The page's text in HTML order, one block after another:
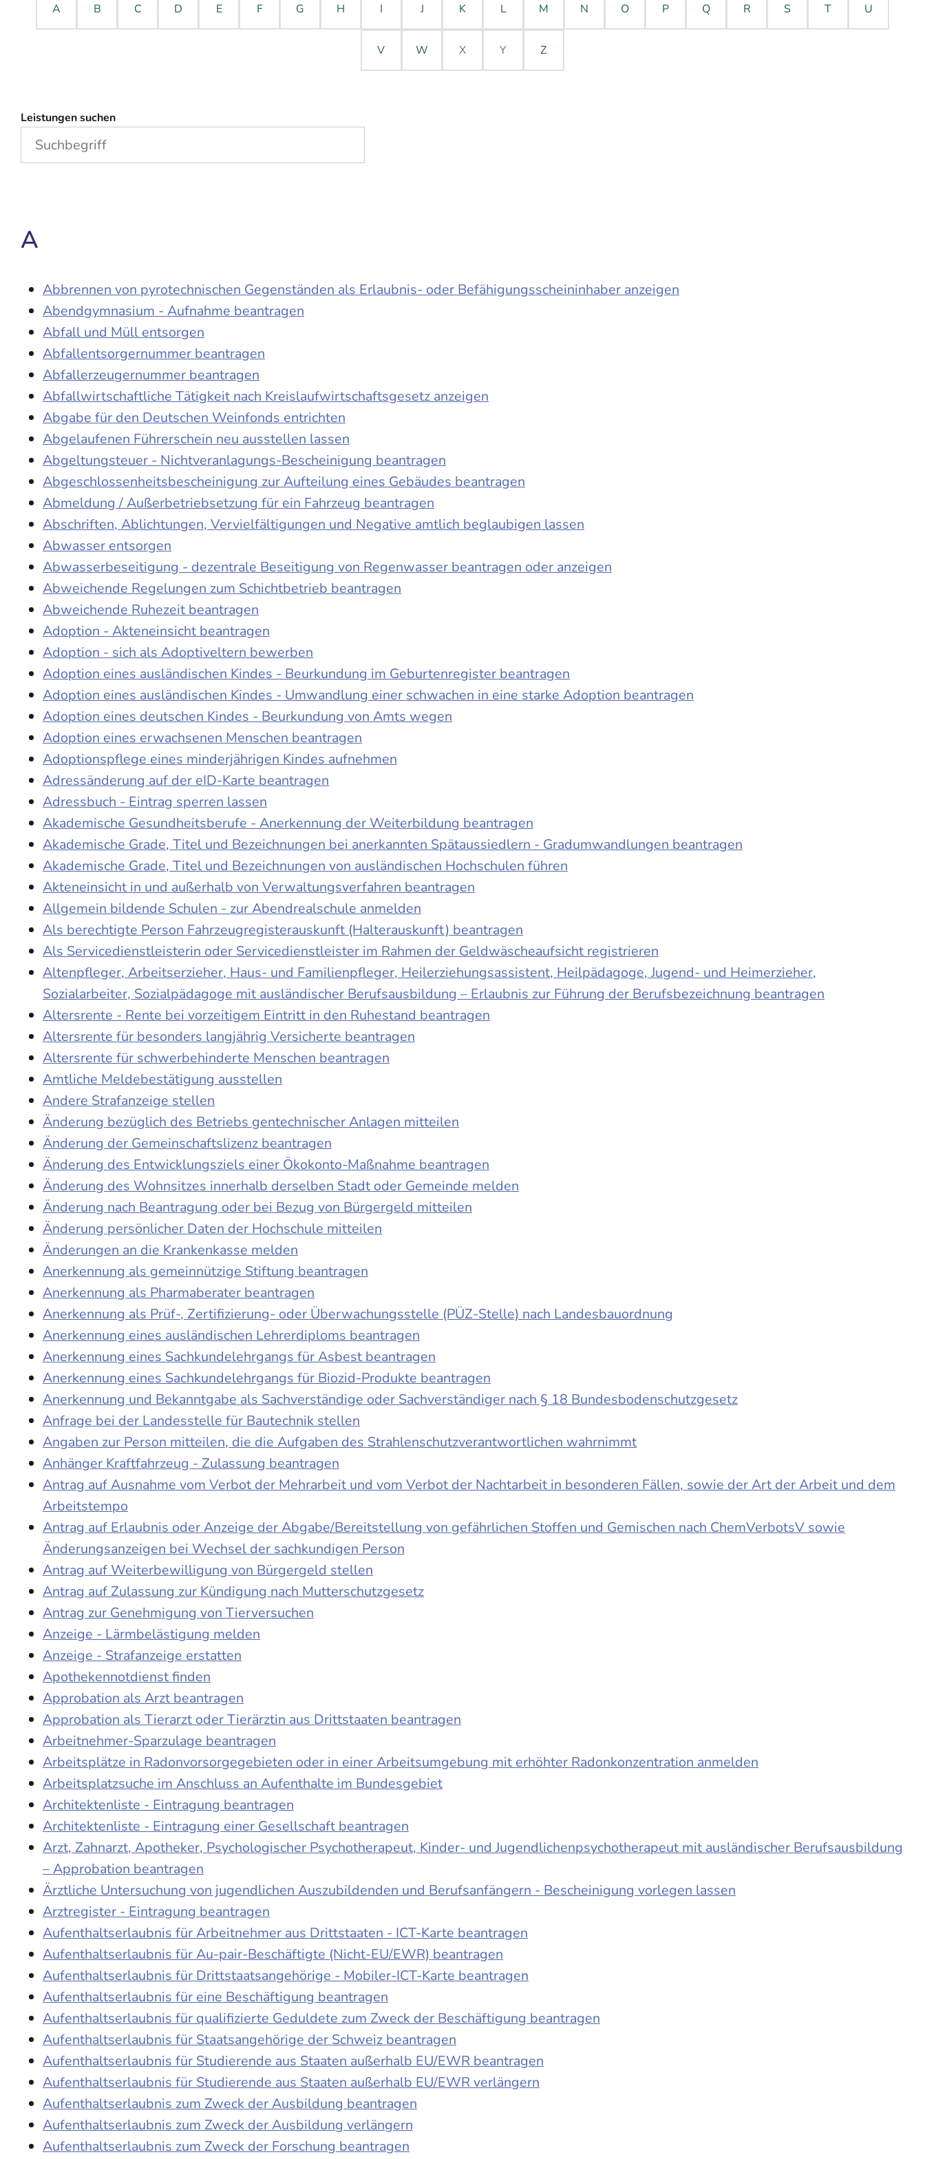
A B C D E F G H I J K L M N O P Q R S T U
V W X Y Z
Leistungen suchen
A
Abbrennen von pyrotechnischen Gegenständen als Erlaubnis- oder Befähigungsscheininhaber anzeigen
Abendgymnasium - Aufnahme beantragen
Abfall und Müll entsorgen
Abfallentsorgernummer beantragen
Abfallerzeugernummer beantragen
Abfallwirtschaftliche Tätigkeit nach Kreislaufwirtschaftsgesetz anzeigen
Abgabe für den Deutschen Weinfonds entrichten
Abgelaufenen Führerschein neu ausstellen lassen
Abgeltungsteuer - Nichtveranlagungs-Bescheinigung beantragen
Abgeschlossenheitsbescheinigung zur Aufteilung eines Gebäudes beantragen
Abmeldung / Außerbetriebsetzung für ein Fahrzeug beantragen
Abschriften, Ablichtungen, Vervielfältigungen und Negative amtlich beglaubigen lassen
Abwasser entsorgen
Abwasserbeseitigung - dezentrale Beseitigung von Regenwasser beantragen oder anzeigen
Abweichende Regelungen zum Schichtbetrieb beantragen
Abweichende Ruhezeit beantragen
Adoption - Akteneinsicht beantragen
Adoption - sich als Adoptiveltern bewerben
Adoption eines ausländischen Kindes - Beurkundung im Geburtenregister beantragen
Adoption eines ausländischen Kindes - Umwandlung einer schwachen in eine starke Adoption beantragen
Adoption eines deutschen Kindes - Beurkundung von Amts wegen
Adoption eines erwachsenen Menschen beantragen
Adoptionspflege eines minderjährigen Kindes aufnehmen
Adressänderung auf der eID-Karte beantragen
Adressbuch - Eintrag sperren lassen
Akademische Gesundheitsberufe - Anerkennung der Weiterbildung beantragen
Akademische Grade, Titel und Bezeichnungen bei anerkannten Spätaussiedlern - Gradumwandlungen beantragen
Akademische Grade, Titel und Bezeichnungen von ausländischen Hochschulen führen
Akteneinsicht in und außerhalb von Verwaltungsverfahren beantragen
Allgemein bildende Schulen - zur Abendrealschule anmelden
Als berechtigte Person Fahrzeugregisterauskunft (Halterauskunft) beantragen
Als Servicedienstleisterin oder Servicedienstleister im Rahmen der Geldwäscheaufsicht registrieren
Altenpfleger, Arbeitserzieher, Haus- und Familienpfleger, Heilerziehungsassistent, Heilpädagoge, Jugend- und Heimerzieher,
Sozialarbeiter, Sozialpädagoge mit ausländischer Berufsausbildung – Erlaubnis zur Führung der Berufsbezeichnung beantragen
Altersrente - Rente bei vorzeitigem Eintritt in den Ruhestand beantragen
Altersrente für besonders langjährig Versicherte beantragen
Altersrente für schwerbehinderte Menschen beantragen
Amtliche Meldebestätigung ausstellen
Andere Strafanzeige stellen
Änderung bezüglich des Betriebs gentechnischer Anlagen mitteilen
Änderung der Gemeinschaftslizenz beantragen
Änderung des Entwicklungsziels einer Ökokonto-Maßnahme beantragen
Änderung des Wohnsitzes innerhalb derselben Stadt oder Gemeinde melden
Änderung nach Beantragung oder bei Bezug von Bürgergeld mitteilen
Änderung persönlicher Daten der Hochschule mitteilen
Änderungen an die Krankenkasse melden
Anerkennung als gemeinnützige Stiftung beantragen
Anerkennung als Pharmaberater beantragen
Anerkennung als Prüf-, Zertifizierung- oder Überwachungsstelle (PÜZ-Stelle) nach Landesbauordnung
Anerkennung eines ausländischen Lehrerdiploms beantragen
Anerkennung eines Sachkundelehrgangs für Asbest beantragen
Anerkennung eines Sachkundelehrgangs für Biozid-Produkte beantragen
Anerkennung und Bekanntgabe als Sachverständige oder Sachverständiger nach § 18 Bundesbodenschutzgesetz
Anfrage bei der Landesstelle für Bautechnik stellen
Angaben zur Person mitteilen, die die Aufgaben des Strahlenschutzverantwortlichen wahrnimmt
Anhänger Kraftfahrzeug - Zulassung beantragen
Antrag auf Ausnahme vom Verbot der Mehrarbeit und vom Verbot der Nachtarbeit in besonderen Fällen, sowie der Art der Arbeit und dem
Arbeitstempo
Antrag auf Erlaubnis oder Anzeige der Abgabe/Bereitstellung von gefährlichen Stoffen und Gemischen nach ChemVerbotsV sowie
Änderungsanzeigen bei Wechsel der sachkundigen Person
Antrag auf Weiterbewilligung von Bürgergeld stellen
Antrag auf Zulassung zur Kündigung nach Mutterschutzgesetz
Antrag zur Genehmigung von Tierversuchen
Anzeige - Lärmbelästigung melden
Anzeige - Strafanzeige erstatten
Apothekennotdienst finden
Approbation als Arzt beantragen
Approbation als Tierarzt oder Tierärztin aus Drittstaaten beantragen
Arbeitnehmer-Sparzulage beantragen
Arbeitsplätze in Radonvorsorgegebieten oder in einer Arbeitsumgebung mit erhöhter Radonkonzentration anmelden
Arbeitsplatzsuche im Anschluss an Aufenthalte im Bundesgebiet
Architektenliste - Eintragung beantragen
Architektenliste - Eintragung einer Gesellschaft beantragen
Arzt, Zahnarzt, Apotheker, Psychologischer Psychotherapeut, Kinder- und Jugendlichenpsychotherapeut mit ausländischer Berufsausbildung
– Approbation beantragen
Ärztliche Untersuchung von jugendlichen Auszubildenden und Berufsanfängern - Bescheinigung vorlegen lassen
Arztregister - Eintragung beantragen
Aufenthaltserlaubnis für Arbeitnehmer aus Drittstaaten - ICT-Karte beantragen
Aufenthaltserlaubnis für Au-pair-Beschäftigte (Nicht-EU/EWR) beantragen
Aufenthaltserlaubnis für Drittstaatsangehörige - Mobiler-ICT-Karte beantragen
Aufenthaltserlaubnis für eine Beschäftigung beantragen
Aufenthaltserlaubnis für qualifizierte Geduldete zum Zweck der Beschäftigung beantragen
Aufenthaltserlaubnis für Staatsangehörige der Schweiz beantragen
Aufenthaltserlaubnis für Studierende aus Staaten außerhalb EU/EWR beantragen
Aufenthaltserlaubnis für Studierende aus Staaten außerhalb EU/EWR verlängern
Aufenthaltserlaubnis zum Zweck der Ausbildung beantragen
Aufenthaltserlaubnis zum Zweck der Ausbildung verlängern
Aufenthaltserlaubnis zum Zweck der Forschung beantragen